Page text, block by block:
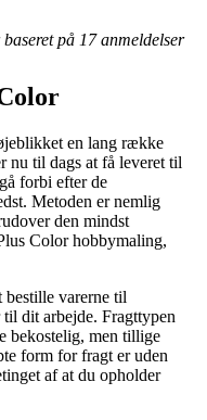
på 17 anmeldelser
en lang række
nu til dags at få leveret til
forbi efter de
Metoden er nemlig
den mindst
Color hobbymaling,
bestille varerne til
dit arbejde. Fragttypen
bekostelig, men tillige
form for fragt er uden
af at du opholder